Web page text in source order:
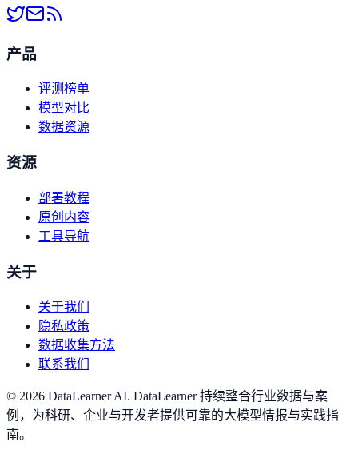
产品
评测榜单
模型对比
数据资源
资源
部署教程
原创内容
工具导航
关于
关于我们
隐私政策
数据收集方法
联系我们
© 2026 DataLearner AI. DataLearner 持续整合行业数据与案
例，为科研、企业与开发者提供可靠的大模型情报与实践指
南。